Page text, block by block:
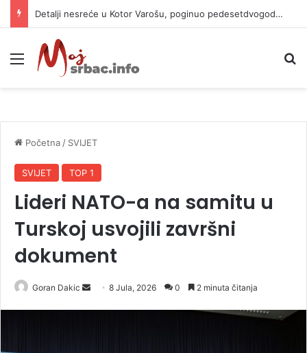
Detalji nesreće u Kotor Varošu, poginuo pedesetdvogodišnjak
Meni
Početna / SVIJET
SVIJET TOP 1
Lideri NATO-a na samitu u
Turskoj usvojili završni
dokument
Goran Dakic 8 Jula, 2026 0 2 minuta čitanja